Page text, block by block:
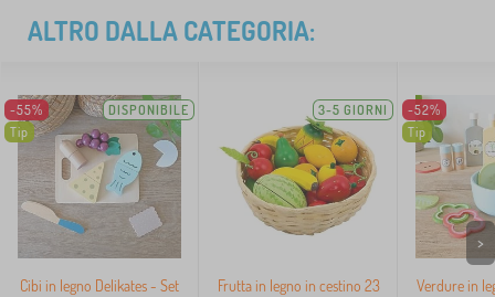
ALTRO DALLA CATEGORIA:
-55%
Tip
DISPONIBILE
Cibi in legno Delikates - Set
3-5 GIORNI
Frutta in legno in cestino 23
-52%
Tip
Verdure in
>